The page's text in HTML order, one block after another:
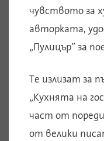
чувството за
авторката,
„Пулицър” за
Те излизат за
„Кухнята на
част от
от велики